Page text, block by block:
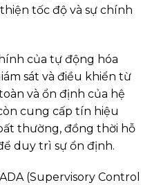
tốc độ và sự chính
của tự động hóa
sát và điều khiển từ
và ổn định của hệ
cung cấp tín hiệu
thường, đồng thời hỗ
duy trì sự ổn định.
(Supervisory Control